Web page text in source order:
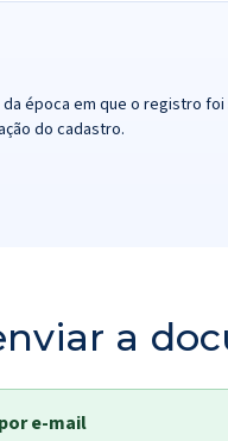
época em que o registro
do cadastro.
a
e-mail